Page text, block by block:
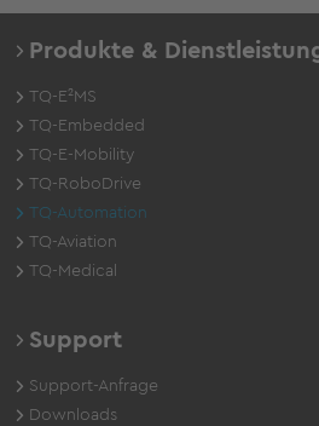
Produkte &
TQ-E²MS
TQ-Embedded
TQ-E-Mobility
TQ-RoboDrive
TQ-Automation
TQ-Aviation
TQ-Medical
Support
Support-Anfrage
Downloads